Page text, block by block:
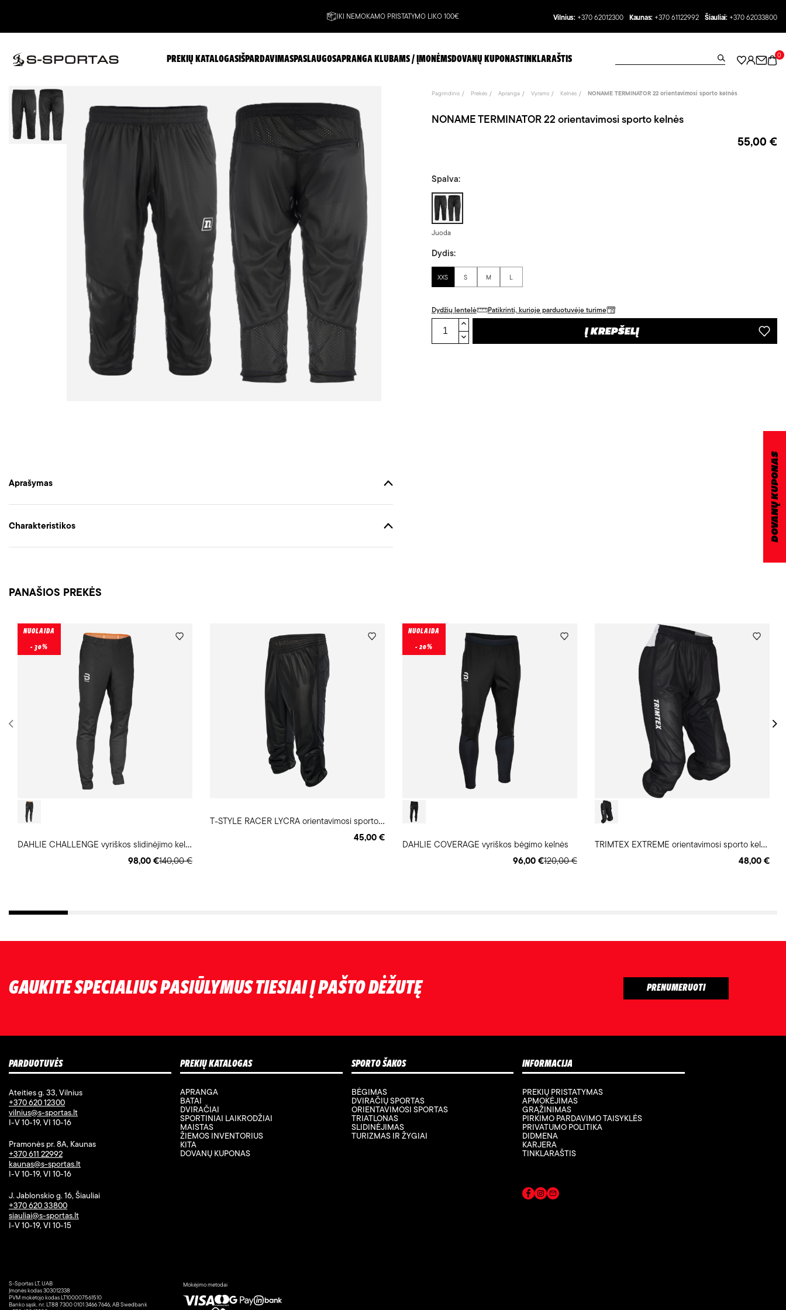
IKI NEMOKAMO PRISTATYMO LIKO 100€ Vilnius: +370 62012300 Kaunas: +370 61122992 Šiauliai: +370 62033800
PREKIŲ KATALOGASIŠPARDAVIMASPASLAUGOSAPRANGA KLUBAMS / ĮMONĖMSDOVANŲ KUPONASTINKLARAŠTIS 0
Aprašymas
Charakteristikos
Pagrindinis Prekės Apranga Vyrams Kelnės NONAME TERMINATOR 22 orientavimosi sporto kelnės
NONAME TERMINATOR 22 orientavimosi sporto kelnės
55,00 €
Spalva:
Juoda
Dydis:
XXS S M L
Dydžių lentelė Patikrinti, kurioje parduotuvėje turime
Į KREPŠELĮ
PANAŠIOS PREKĖS
D
AHLIE CHALLENGE vyriškos slidinėjimo kelnės
140,00 €
98,00 €
NUOLAIDA
- 30%
T
-STYLE RACER LYCRA orientavimosi sporto kelnės
45,00 €
DAHLIE COVERAGE vyriškos bėgimo kelnės
120,00 €
96,00 €
NUOLAIDA
- 20%
T
RIMTEX EXTREME orientavimosi sporto kelnės
48,00 €
GAUKITE SPECIALIUS PASIŪLYMUS TIESIAI Į PAŠTO DĖŽUTĘ
DOVANŲ KUPONAS
PARDUOTUVĖS
Ateities g. 33, Vilnius
+370 620 12300
vilnius@s-sportas.lt
I-V 10-19, VI 10-16
Pramonės pr. 8A, Kaunas
+370 611 22992
kaunas@s-sportas.lt
I-V 10-19, VI 10-16
J. Jablonskio g. 16, Šiauliai
+370 620 33800
siauliai@s-sportas.lt
I-V 10-19, VI 10-15
PREKIŲ KATALOGAS
APRANGA
BATAI
DVIRAČIAI
SPORTINIAI LAIKRODŽIAI
MAISTAS
ŽIEMOS INVENTORIUS
KITA
DOVANŲ KUPONAS
SPORTO ŠAKOS
BĖGIMAS
DVIRAČIŲ SPORTAS
ORIENTAVIMOSI SPORTAS
TRIATLONAS
SLIDINĖJIMAS
TURIZMAS IR ŽYGIAI
INFORMACIJA
PREKIŲ PRISTATYMAS
APMOKĖJIMAS
GRĄŽINIMAS
PIRKIMO PARDAVIMO TAISYKLĖS
PRIVATUMO POLITIKA
DIDMENA
KARJERA
TINKLARAŠTIS
S-Sportas LT, UAB
Įmonės kodas 303012338
PVM mokėtojo kodas LT100007561510
Banko sąsk. nr. LT88 7300 0101 3466 7646, AB Swedbank
Mokėjimo metodai